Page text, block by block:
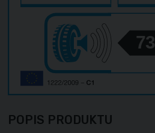
73
POPIS PRODUKTU